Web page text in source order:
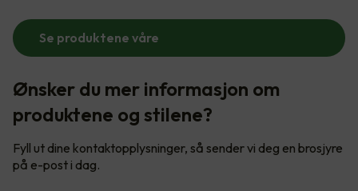
Se produktene våre
Ønsker du mer informasjon om
produktene og stilene?
Fyll ut dine kontaktopplysninger, så sender vi deg en brosjyre
på e-post i dag.